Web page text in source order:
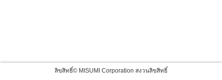
ลิขสิทธิ์© MISUMI Corporation สงวนลิขสิทธิ์